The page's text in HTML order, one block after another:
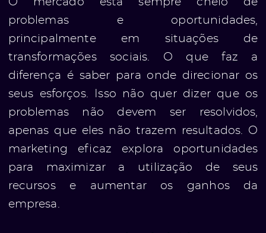
problemas e oportunidades,
principalmente em situações de
transformações sociais. O que faz a
diferença é saber para onde direcionar os
seus esforços. Isso não quer dizer que os
problemas não devem ser resolvidos,
apenas que eles não trazem resultados. O
marketing eficaz explora oportunidades
para maximizar a utilização de seus
recursos e aumentar os ganhos da
empresa.